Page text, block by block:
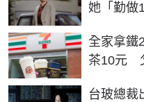
她「勤做
全家拿鐵
茶10元
台玻總裁